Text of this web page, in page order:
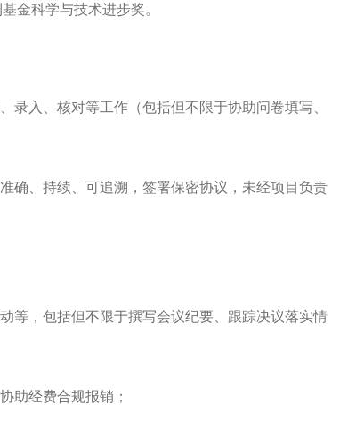
金科学与技术进步奖。
录入、核对等工作（包括但不限于协助问卷填写、
确、持续、可追溯，签署保密协议，未经项目负责
等，包括但不限于撰写会议纪要、跟踪决议落实情
助经费合规报销；